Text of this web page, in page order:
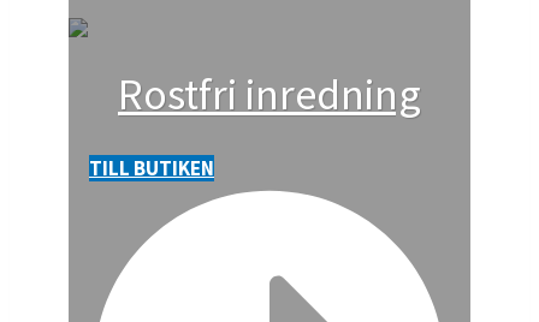
Rostfri inredning
TILL BUTIKEN